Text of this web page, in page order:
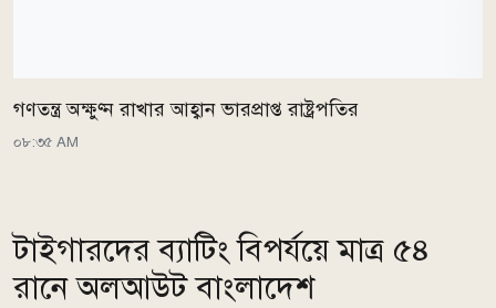
গণতন্ত্র অক্ষুণ্ন রাখার আহ্বান ভারপ্রাপ্ত রাষ্ট্রপতির
০৮:৩৫ AM
টাইগারদের ব্যাটিং বিপর্যয়ে মাত্র ৫৪
রানে অলআউট বাংলাদেশ